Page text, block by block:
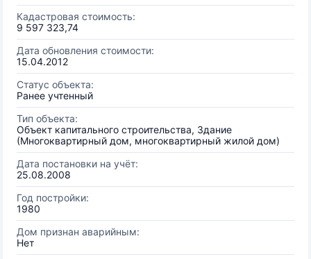
Кадастровая стоимость:
9 597 323,74
Дата обновления стоимости:
15.04.2012
Статус объекта:
Ранее учтенный
Тип объекта:
Объект капитального строительства, Здание
(Многоквартирный дом, многоквартирный жилой дом)
Дата постановки на учёт:
25.08.2008
Год постройки:
1980
Дом признан аварийным:
Нет